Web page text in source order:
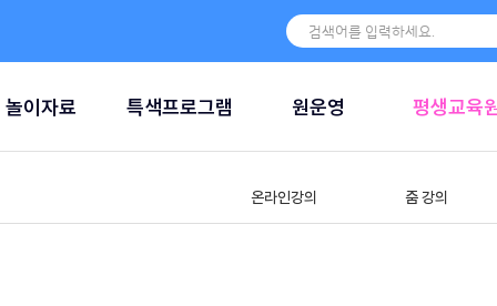
놀이자료 특색프로그램 원운영 평생교육
온라인강의 줌 강의